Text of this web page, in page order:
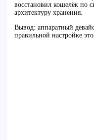
восстановил кошелёк по
архитектуру хранения.
Вывод: аппаратный
правильной настройке